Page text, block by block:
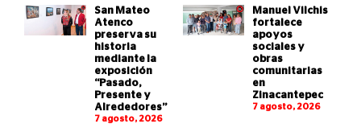
San Mateo
Atenco
preserva su
historia
mediante la
exposición
“Pasado,
Presente y
Alrededores”
7 agosto, 2026
Manuel Vilchis
fortalece
apoyos
sociales y
obras
comunitarias
en
Zinacantepec
7 agosto, 2026